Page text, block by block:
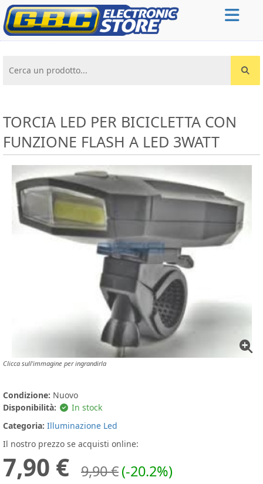
Cerca un prodotto...
TORCIA LED PER BICICLETTA CON
FUNZIONE FLASH A LED 3WATT
Clicca sull'immagine per ingrandirla
Condizione: Nuovo
Disponibilità:
In stock
Categoria: Illuminazione Led
Il nostro prezzo se acquisti online:
7,90 € 9,90 €(-20.2%)